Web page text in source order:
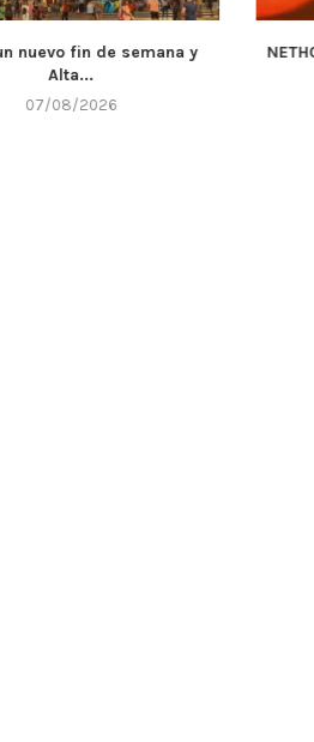
Proveedor de INTERNET
POR AIRE
06/08/2026